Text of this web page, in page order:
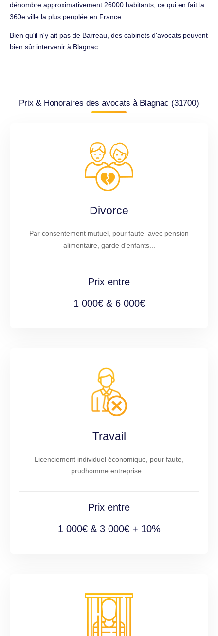
dénombre approximativement 26000 habitants, ce qui en fait la
360e ville la plus peuplée en France.
Bien qu'il n'y ait pas de Barreau, des cabinets d'avocats peuvent
bien sûr intervenir à Blagnac.
Prix & Honoraires des avocats à Blagnac (31700)
Divorce
Par consentement mutuel, pour faute, avec pension
alimentaire, garde d'enfants...
Prix entre
1 000€ & 6 000€
Travail
Licenciement individuel économique, pour faute,
prudhomme entreprise...
Prix entre
1 000€ & 3 000€ + 10%